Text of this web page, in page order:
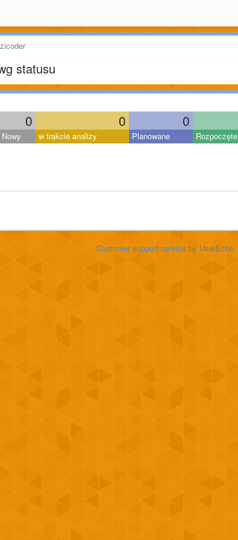
statusu
0 0 0
Nowy w trakcie analizy Planowane Rozpoczęte
Customer support serviceby UserEcho